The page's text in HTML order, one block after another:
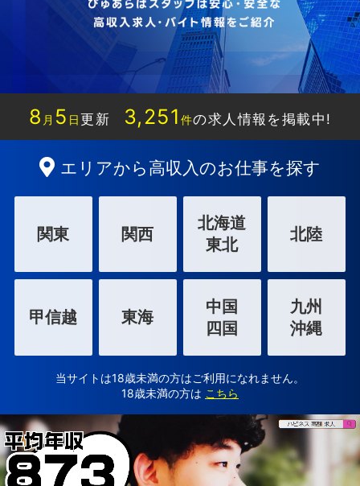
8 月 5 日更新 3,251 件の求人情報を掲載中!
エリアから高収入のお仕事を探す
関東 関西
北海道
東北
北陸
甲信越 東海
中国
四国
九州
沖縄
当サイトは18歳未満の方はご利用になれません。
18歳未満の方は こちら